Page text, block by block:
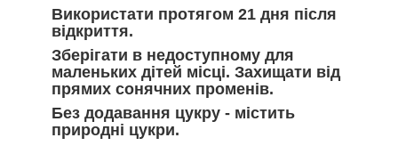
Використати протягом 21 дня після
відкриття.
Зберігати в недоступному для
маленьких дітей місці. Захищати від
прямих сонячних променів.
Без додавання цукру - містить
природні цукри.